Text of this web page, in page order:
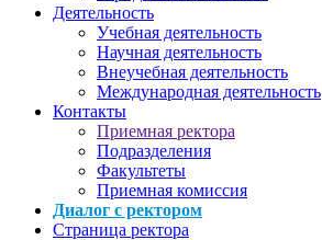
Деятельность
Учебная деятельность
Научная деятельность
Внеучебная деятельность
Международная деятельность
Контакты
Приемная ректора
Подразделения
Факультеты
Приемная комиссия
Диалог с ректором
Страница ректора